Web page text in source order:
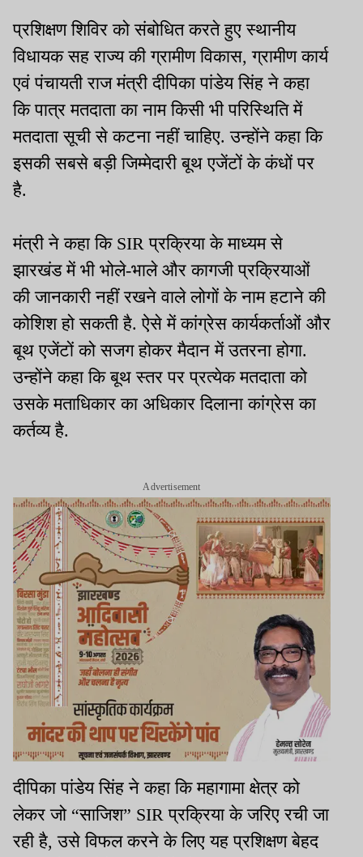
प्रशिक्षण शिविर को संबोधित करते हुए स्थानीय
विधायक सह राज्य की ग्रामीण विकास, ग्रामीण कार्य
एवं पंचायती राज मंत्री दीपिका पांडेय सिंह ने कहा
कि पात्र मतदाता का नाम किसी भी परिस्थिति में
मतदाता सूची से कटना नहीं चाहिए. उन्होंने कहा कि
इसकी सबसे बड़ी जिम्मेदारी बूथ एजेंटों के कंधों पर
है.
मंत्री ने कहा कि SIR प्रक्रिया के माध्यम से
झारखंड में भी भोले-भाले और कागजी प्रक्रियाओं
की जानकारी नहीं रखने वाले लोगों के नाम हटाने की
कोशिश हो सकती है. ऐसे में कांग्रेस कार्यकर्ताओं और
बूथ एजेंटों को सजग होकर मैदान में उतरना होगा.
उन्होंने कहा कि बूथ स्तर पर प्रत्येक मतदाता को
उसके मताधिकार का अधिकार दिलाना कांग्रेस का
कर्तव्य है.
Advertisement
दीपिका पांडेय सिंह ने कहा कि महागामा क्षेत्र को
लेकर जो “साजिश” SIR प्रक्रिया के जरिए रची जा
रही है, उसे विफल करने के लिए यह प्रशिक्षण बेहद